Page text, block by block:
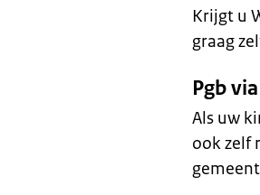
Krijgt u
graag
Pgb
Als uw
ook zelf